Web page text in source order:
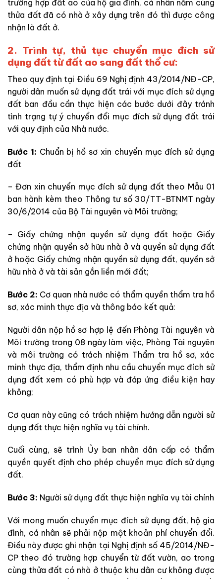
trường hợp đất ao của hộ gia đình, cá nhân nằm cùng
thửa đất đã có nhà ở xây dựng trên đó thì được công
nhận là đất ở.
2. Trình tự, thủ tục chuyển mục đích sử
dụng đất từ đất ao sang đất thổ cư:
Theo quy định tại Điều 69 Nghị định 43/2014/NĐ-CP,
người dân muốn sử dụng đất trái với mục đích sử dụng
đất ban đầu cần thực hiện các bước dưới đây tránh
tình trạng tự ý chuyển đổi mục đích sử dụng đất trái
với quy định của Nhà nước.
Bước 1: Chuẩn bị hồ sơ xin chuyển mục đích sử dụng
đất
– Đơn xin chuyển mục đích sử dụng đất theo Mẫu 01
ban hành kèm theo Thông tư số 30/TT-BTNMT ngày
30/6/2014 của Bộ Tài nguyên và Môi trường;
– Giấy chứng nhận quyền sử dụng đất hoặc Giấy
chứng nhận quyền sở hữu nhà ở và quyền sử dụng đất
ở hoặc Giấy chứng nhận quyền sử dụng đất, quyền sở
hữu nhà ở và tài sản gắn liền mới đất;
Bước 2: Cơ quan nhà nước có thẩm quyền thẩm tra hồ
sơ, xác minh thực địa và thông báo kết quả:
Người dân nộp hồ sơ hợp lệ đến Phòng Tài nguyên và
Môi trường trong 08 ngày làm việc, Phòng Tài nguyên
và môi trường có trách nhiệm Thẩm tra hồ sơ, xác
minh thực địa, thẩm định nhu cầu chuyển mục đích sử
dụng đất xem có phù hợp và đáp ứng điều kiện hay
không;
Cơ quan này cũng có trách nhiệm hướng dẫn người sử
dụng đất thực hiện nghĩa vụ tài chính.
Cuối cùng, sẽ trình Ủy ban nhân dân cấp có thẩm
quyền quyết định cho phép chuyển mục đích sử dụng
đất.
Bước 3: Người sử dụng đất thực hiện nghĩa vụ tài chính
Với mong muốn chuyển mục đích sử dụng đất, hộ gia
đình, cá nhân sẽ phải nộp một khoản phí chuyển đổi.
Điều này được ghi nhận tại Nghị định số 45/2014/NĐ-
CP theo đó trường hợp chuyển từ đất vườn, ao trong
cùng thửa đất có nhà ở thuộc khu dân cư không được